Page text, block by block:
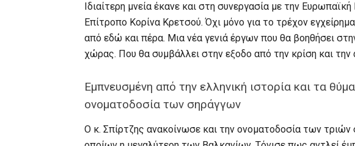
Ιδιαίτερη μνεία έκανε και στη συνεργασία με την
Επίτροπο Κορίνα Κρετσού. Όχι μόνο για το τρέχον
από εδώ και πέρα. Μια νέα γενιά έργων που θα βοηθήσει
χώρας. Που θα συμβάλλει στην εξοδο από την κρίση και την
Εμπνευσμένη από την ελληνική ιστορία και τα
ονοματοδοσία των σηράγγων
Ο κ. Σπίρτζης ανακοίνωσε και την ονοματοδοσία των